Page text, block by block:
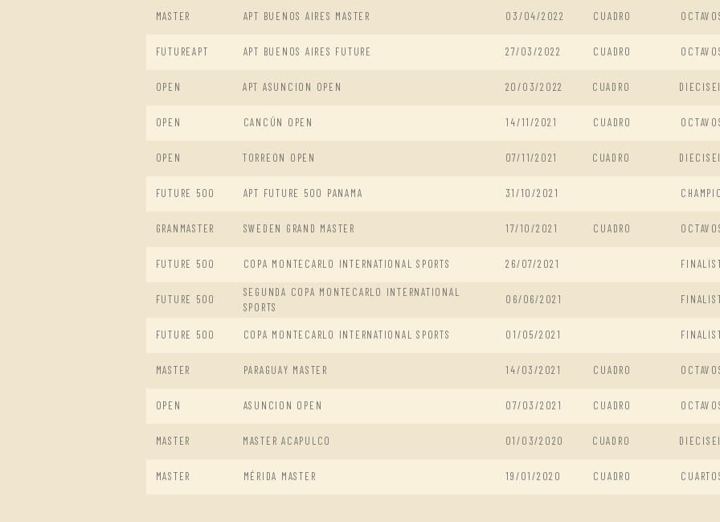
MASTER APT BUENOS AIRES MASTER 03/04/2022 CUADRO
FUTUREAPT APT BUENOS AIRES FUTURE 27/03/2022 CUADRO
OPEN APT ASUNCION OPEN 20/03/2022 CUADRO
OPEN CANCÚN OPEN 14/11/2021 CUADRO
OPEN TORREON OPEN 07/11/2021 CUADRO
FUTURE 500 APT FUTURE 500 PANAMA 31/10/2021
GRANMASTER SWEDEN GRAND MASTER 17/10/2021 CUADRO
FUTURE 500 COPA MONTECARLO INTERNATIONAL SPORTS 26/07/2021
FUTURE 500
SEGUNDA COPA MONTECARLO INTERNATIONAL
SPORTS
06/06/2021
FUTURE 500 COPA MONTECARLO INTERNATIONAL SPORTS 01/05/2021
MASTER PARAGUAY MASTER 14/03/2021 CUADRO
OPEN ASUNCION OPEN 07/03/2021 CUADRO
MASTER MASTER ACAPULCO 01/03/2020 CUADRO
MASTER MÉRIDA MASTER 19/01/2020 CUADRO